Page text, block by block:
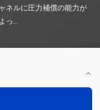
ネルに圧力補償の能力が
っ...